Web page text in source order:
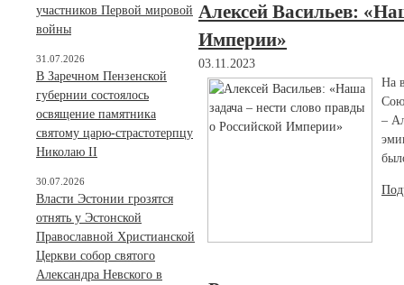
Алексей Васильев:
Империи»
03.11.2023
На
–
участников Первой мировой
войны
В Заречном Пензенской
губернии состоялось
освящение памятника
святому царю-страстотерпцу
Николаю II
31.07.2026
Власти Эстонии грозятся
отнять у Эстонской
Православной Христианской
Церкви собор святого
Александра Невского в
30.07.2026